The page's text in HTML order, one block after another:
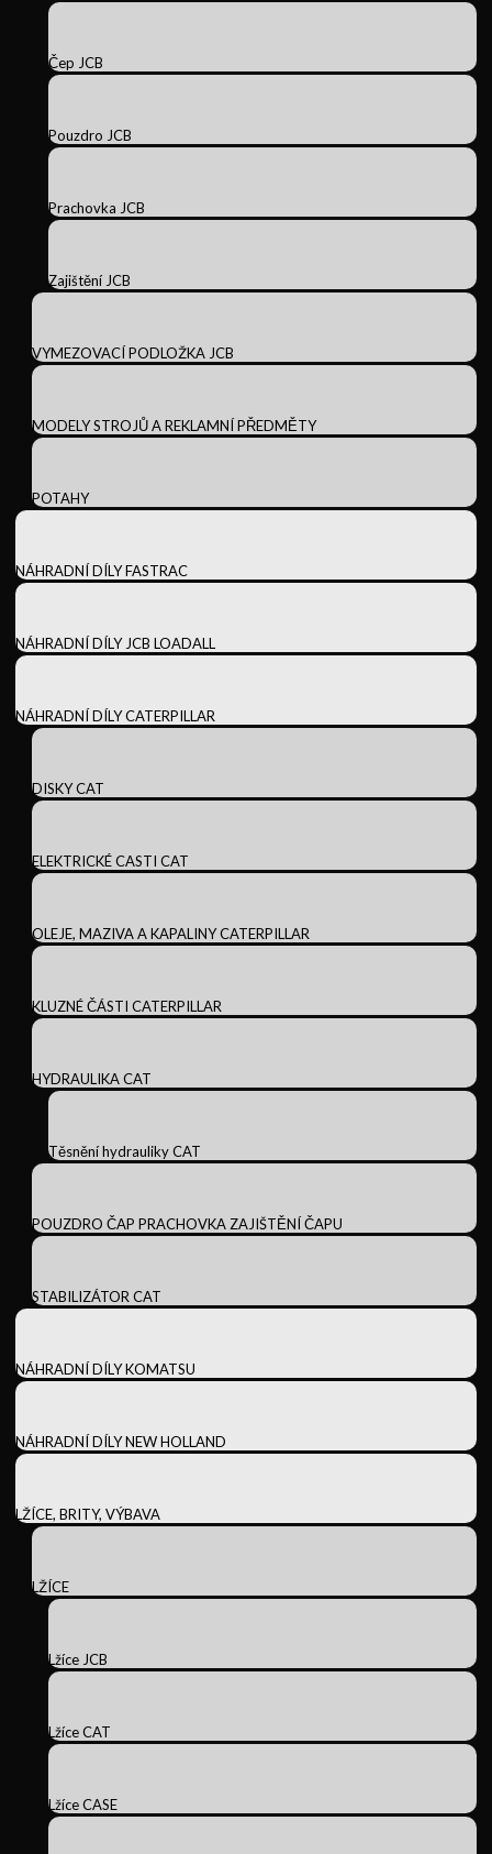
Čep JCB
Pouzdro JCB
Prachovka JCB
Zajištění JCB
VYMEZOVACÍ PODLOŽKA JCB
MODELY STROJŮ A REKLAMNÍ PŘEDMĚTY
POTAHY
NÁHRADNÍ DÍLY FASTRAC
NÁHRADNÍ DÍLY JCB LOADALL
NÁHRADNÍ DÍLY CATERPILLAR
DISKY CAT
ELEKTRICKÉ CASTI CAT
OLEJE, MAZIVA A KAPALINY CATERPILLAR
KLUZNÉ ČÁSTI CATERPILLAR
HYDRAULIKA CAT
Těsnění hydrauliky CAT
POUZDRO ČAP PRACHOVKA ZAJIŠTĚNÍ ČAPU
STABILIZÁTOR CAT
NÁHRADNÍ DÍLY KOMATSU
NÁHRADNÍ DÍLY NEW HOLLAND
LŽÍCE, BRITY, VÝBAVA
LŽÍCE
Lžíce JCB
Lžíce CAT
Lžíce CASE